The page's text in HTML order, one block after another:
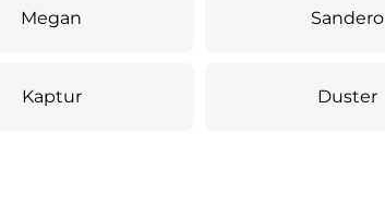
Megan Sandero
Kaptur Duster